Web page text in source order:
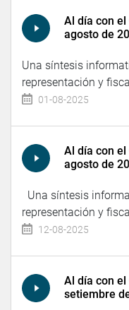
Al día con el
agosto de
Una síntesis
representación y
01-08-2025
Al día con
agosto de
Una síntesis
representación y
12-08-2025
Al día con
setiembre